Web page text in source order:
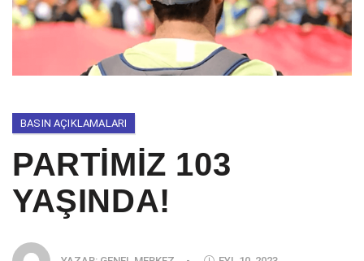
BASIN AÇIKLAMALARI
PARTİMİZ 103
YAŞINDA!